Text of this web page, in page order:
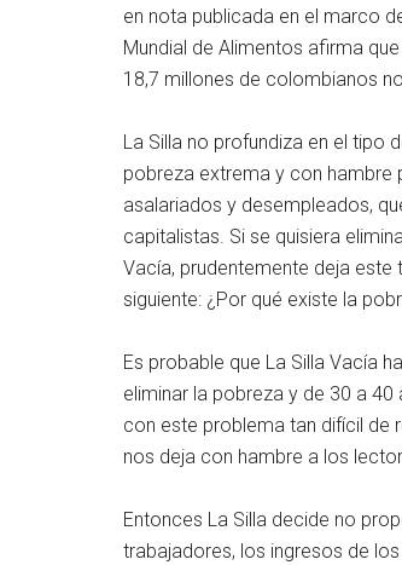
en nota publicada en el marco
Mundial de Alimentos afirma
18,7 millones de colombianos
La Silla no profundiza en el tipo
pobreza extrema y con hambre
asalariados y desempleados,
capitalistas. Si se quisiera
Vacía, prudentemente deja
siguiente: ¿Por qué existe la
Es probable que La Silla Vacía
eliminar la pobreza y de 30 a
con este problema tan difícil de
nos deja con hambre a los
Entonces La Silla decide no
trabajadores, los ingresos de